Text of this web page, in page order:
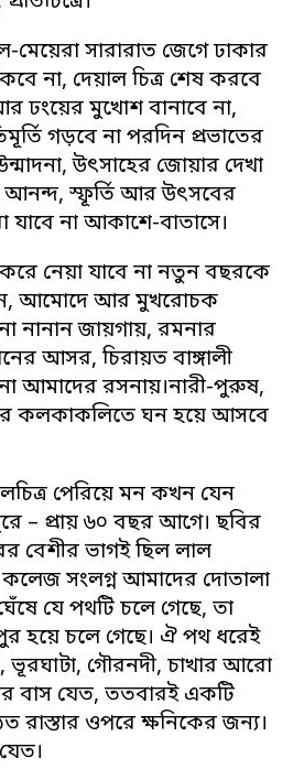
সারারাত জেগে ঢাকার
না, দেয়াল চিত্র শেষ করবে
ঢংয়ের মুখোশ বানাবে না,
গড়বে না পরদিন প্রভাতের
উৎসাহের জোয়ার দেখা
আনন্দ, স্ফূর্তি আর উৎসবের
না আকাশে-বাতাসে।
নেয়া যাবে না নতুন বছরকে
আমোদে আর মুখরোচক
নানান জায়গায়, রমনার
আসর, চিরায়ত বাঙ্গালী
আমাদের রসনায়।নারী-পুরুষ,
কলকাকলিতে ঘন হয়ে আসবে
পেরিয়ে মন কখন যেন
– প্রায় ৬০ বছর আগে। ছবির
বেশীর ভাগই ছিল লাল
সংলগ্ন আমাদের দোতালা
যে পথটি চলে গেছে, তা
হয়ে চলে গেছে। ঐ পথ ধরেই
গৌরনদী, চাখার আরো
বাস যেত, ততবারই একটি
রাস্তার ওপরে ক্ষনিকের জন্য।